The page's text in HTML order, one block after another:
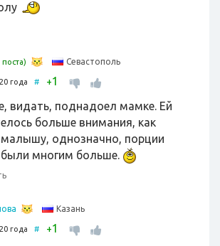
Севастополь
года # +1
видать, поднадоел мамке. Ей
больше внимания, как
однозначно, порции
многим больше.
Казань
года # +1